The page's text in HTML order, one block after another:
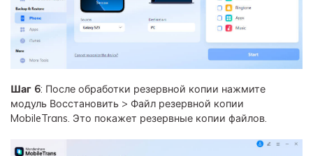
Шаг 6: После обработки резервной копии нажмите
модуль Восстановить > Файл резервной копии
MobileTrans. Это покажет резервные копии файлов.